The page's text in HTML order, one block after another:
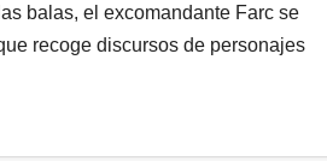
balas, el excomandante Farc se
recoge discursos de personajes